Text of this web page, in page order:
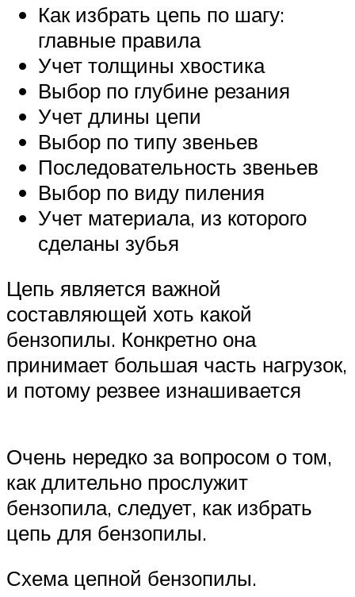
Как избрать цепь по шагу:
главные правила
Учет толщины хвостика
Выбор по глубине резания
Учет длины цепи
Выбор по типу звеньев
Последовательность звеньев
Выбор по виду пиления
Учет материала, из которого
сделаны зубья
Цепь является важной
составляющей хоть какой
бензопилы. Конкретно она
принимает большая часть нагрузок,
и потому резвее изнашивается
Очень нередко за вопросом о том,
как длительно прослужит
бензопила, следует, как избрать
цепь для бензопилы.
Схема цепной бензопилы.